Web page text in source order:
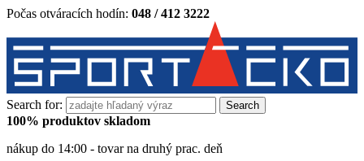
Počas otváracích hodín: 048 / 412 3222
Search for:
100% produktov skladom
nákup do 14:00 - tovar na druhý prac. deň